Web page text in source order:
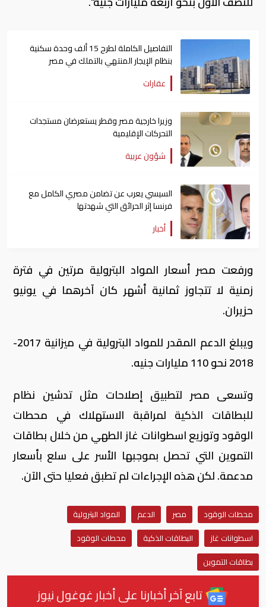
التفاصيل الكاملة لطرح 15 ألف وحدة سكنية
بنظام الإيجار المنتهي بالتملك في مصر
عقارات
وزيرا خارجية مصر وقطر يستعرضان مستجدات
التحركات الإقليمية
شؤون عربية
السيسي يعرب عن تضامن مصري الكامل مع
فرنسا إثر الحرائق التي شهدتها
أخبار
ورفعت مصر أسعار المواد البترولية مرتين في فترة
زمنية لا تتجاوز ثمانية أشهر كان آخرهما في يونيو
حزيران.
ويبلغ الدعم المقدر للمواد البترولية في ميزانية 2017-
2018 نحو 110 مليارات جنيه.
وتسعى مصر لتطبيق إصلاحات مثل تدشين نظام
للبطاقات الذكية لمراقبة الاستهلاك في محطات
الوقود وتوزيع اسطوانات غاز الطهي من خلال بطاقات
التموين التي تحصل بموجبها الأسر على سلع بأسعار
مدعمة. لكن هذه الإجراءات لم تطبق فعليا حتى الآن.
محطات الوقود مصر الدعم
المواد البترولية
اسطوانات غاز
البطاقات الذكية
محطات الوقود
بطاقات التموين
تابع آخر أخبارنا على أخبار غوغول نيوز